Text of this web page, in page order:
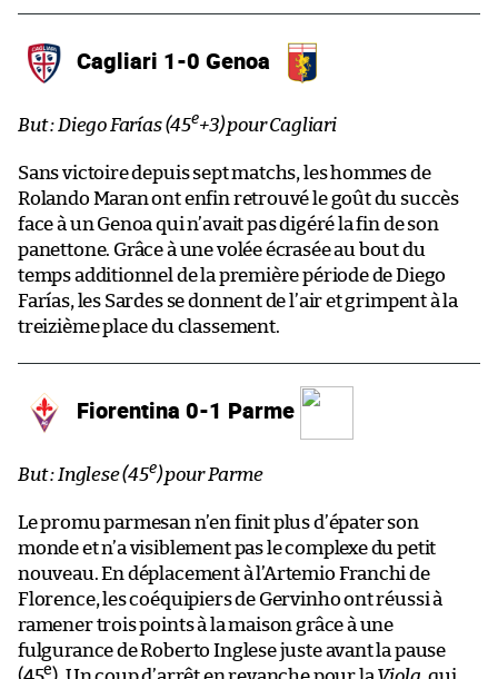
Cagliari 1-0 Genoa
But : Diego Farías (45e+3) pour Cagliari
Sans victoire depuis sept matchs, les hommes de
Rolando Maran ont enfin retrouvé le goût du succès
face à un Genoa qui n’avait pas digéré la fin de son
panettone. Grâce à une volée écrasée au bout du
temps additionnel de la première période de Diego
Farías, les Sardes se donnent de l’air et grimpent à la
treizième place du classement.
Fiorentina 0-1 Parme
But : Inglese (45e) pour Parme
Le promu parmesan n’en finit plus d’épater son
monde et n’a visiblement pas le complexe du petit
nouveau. En déplacement à l’Artemio Franchi de
Florence, les coéquipiers de Gervinho ont réussi à
ramener trois points à la maison grâce à une
fulgurance de Roberto Inglese juste avant la pause
e